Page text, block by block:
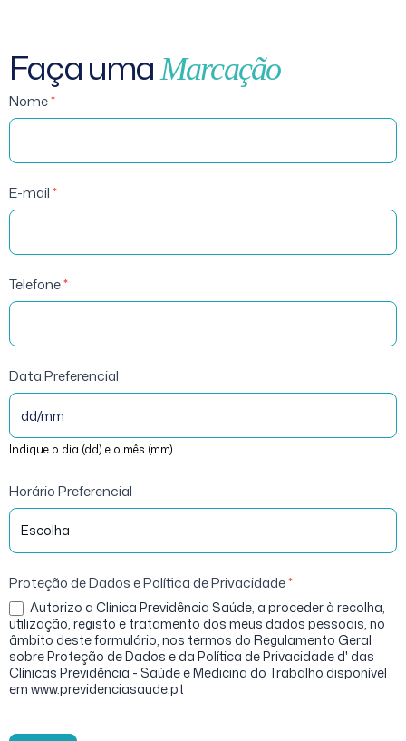
Faça umaMarcação
Acupuntura-
Marcação
Nome*
E-mail*
Telefone*
Data Preferencial
Indique o dia (dd) e o mês (mm)
Horário Preferencial
Proteção de Dados e Política de Privacidade*
Autorizo a Clínica Previdência Saúde, a proceder à recolha,
utilização, registo e tratamento dos meus dados pessoais, no
âmbito deste formulário, nos termos do Regulamento Geral
sobre Proteção de Dados e da Política de Privacidade d' das
Clínicas Previdência - Saúde e Medicina do Trabalho disponível
em www.previdenciasaude.pt